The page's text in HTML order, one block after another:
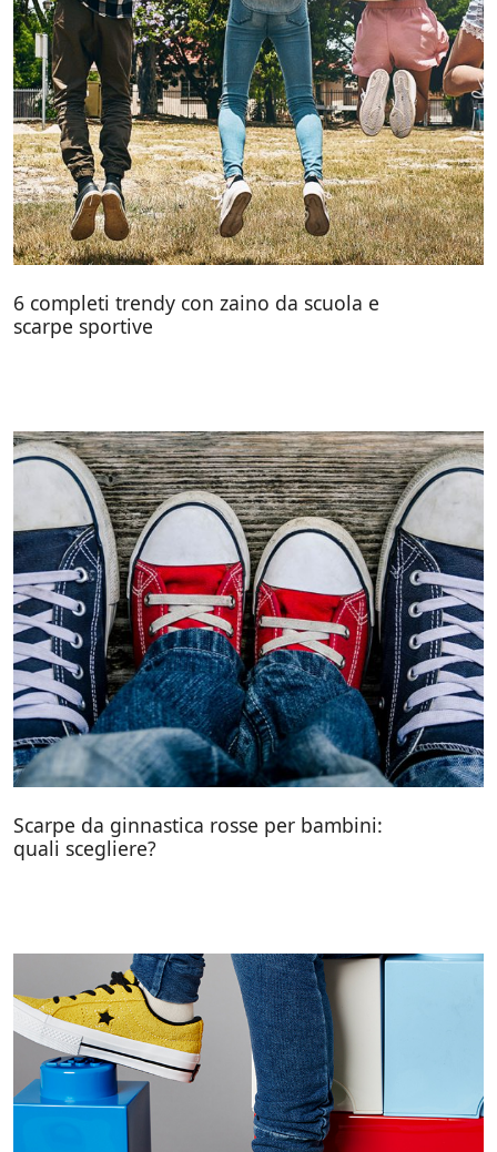
6 completi trendy con zaino da scuola e
scarpe sportive
Scarpe da ginnastica rosse per bambini:
quali scegliere?